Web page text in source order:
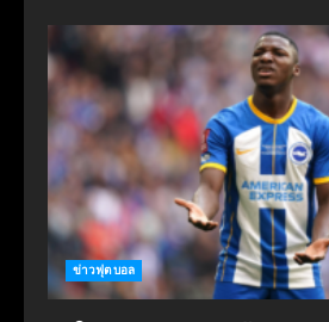
ข่าวฟุตบอล